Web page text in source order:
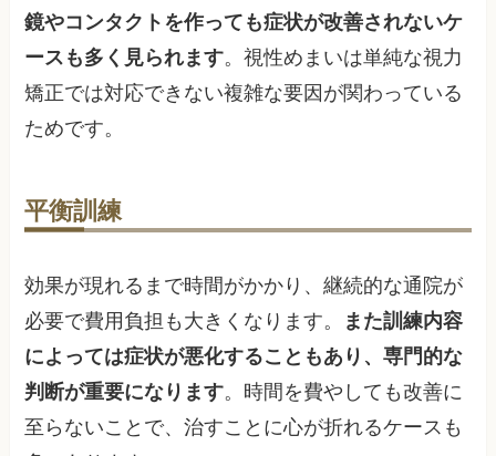
鏡やコンタクトを作っても症状が改善されないケ
ースも多く見られます。視性めまいは単純な視力
矯正では対応できない複雑な要因が関わっている
ためです。
平衡訓練
効果が現れるまで時間がかかり、継続的な通院が
必要で費用負担も大きくなります。
また訓練内容
によっては症状が悪化することもあり、専門的な
判断が重要になります。時間を費やしても改善に
至らないことで、治すことに心が折れるケースも